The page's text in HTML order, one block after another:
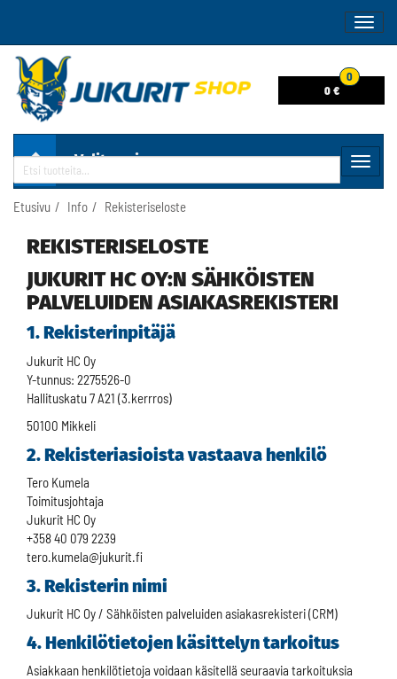
0 €
0
Haku
Valitse sivu
Etusivu Info Rekisteriseloste
REKISTERISELOSTE
JUKURIT HC OY:N SÄHKÖISTEN
PALVELUIDEN ASIAKASREKISTERI
1. Rekisterinpitäjä
Jukurit HC Oy
Y-tunnus: 2275526-0
Hallituskatu 7 A21 (3.kerrros)
50100 Mikkeli
2. Rekisteriasioista vastaava henkilö
Tero Kumela
Toimitusjohtaja
Jukurit HC Oy
+358 40 079 2239
tero.kumela@jukurit.fi
3. Rekisterin nimi
Jukurit HC Oy / Sähköisten palveluiden asiakasrekisteri (CRM)
4. Henkilötietojen käsittelyn tarkoitus
Asiakkaan henkilötietoja voidaan käsitellä seuraavia tarkoituksia